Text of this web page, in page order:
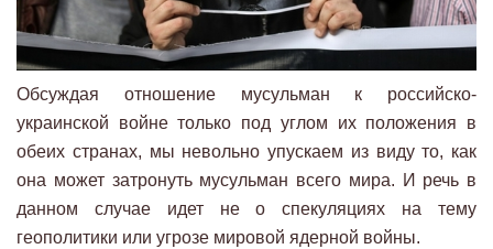
Обсуждая отношение мусульман к российско-
украинской войне только под углом их положения в
обеих странах, мы невольно упускаем из виду то, как
она может затронуть мусульман всего мира. И речь в
данном случае идет не о спекуляциях на тему
геополитики или угрозе мировой ядерной войны.